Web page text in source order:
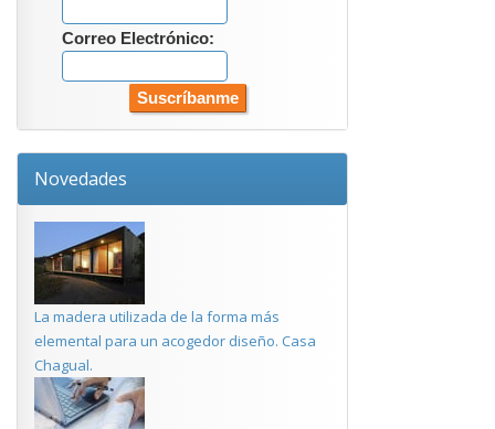
Correo Electrónico:
Novedades
La madera utilizada de la forma más
elemental para un acogedor diseño. Casa
Chagual.